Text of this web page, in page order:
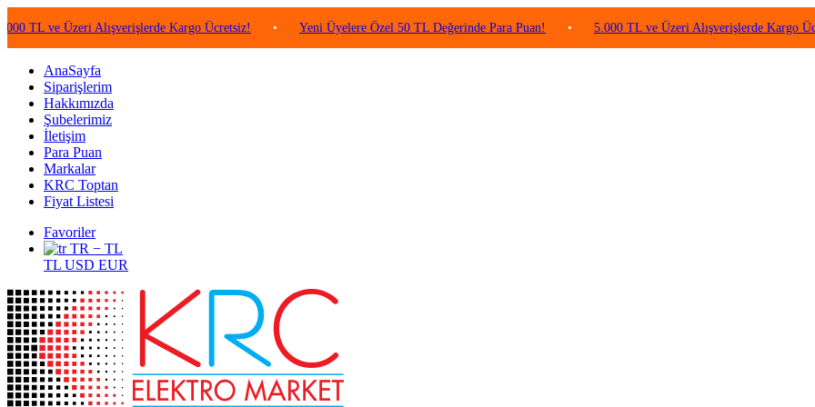
Üzeri Alışverişlerde Kargo Ücretsiz! • Yeni Üyelere Özel 50 TL Değerinde Para Puan! • 5.000 TL ve Üzeri Alışverişlerde Kargo Ücretsiz!
AnaSayfa
Siparişlerim
Hakkımızda
Şubelerimiz
İletişim
Para Puan
Markalar
KRC Toptan
Fiyat Listesi
Favoriler
TR − TL
TL USD EUR